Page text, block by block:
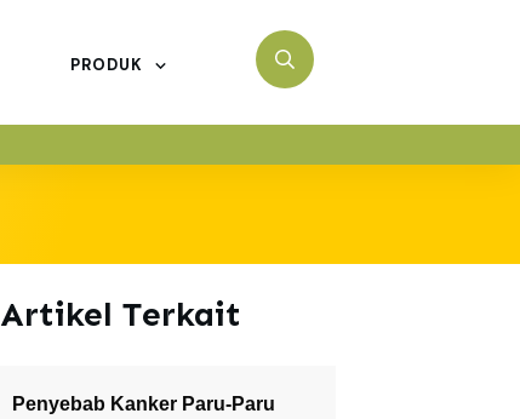
PRODUK
Artikel Terkait
Penyebab Kanker Paru-Paru